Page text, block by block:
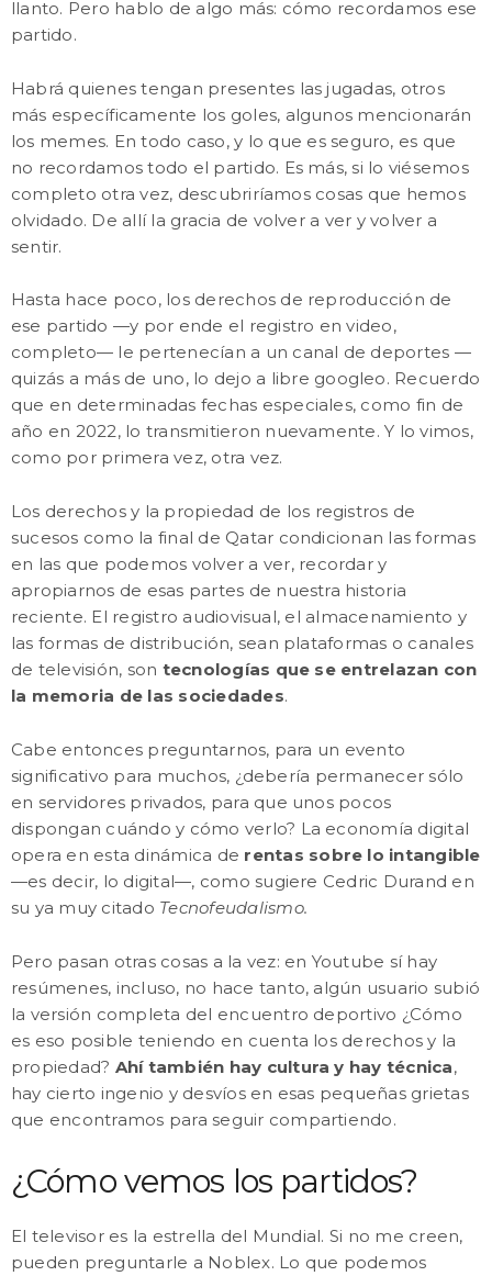
llanto. Pero hablo de algo más: cómo recordamos ese
partido.
Habrá quienes tengan presentes las jugadas, otros
más específicamente los goles, algunos mencionarán
los memes. En todo caso, y lo que es seguro, es que
no recordamos todo el partido. Es más, si lo viésemos
completo otra vez, descubriríamos cosas que hemos
olvidado. De allí la gracia de volver a ver y volver a
sentir.
Hasta hace poco, los derechos de reproducción de
ese partido —y por ende el registro en video,
completo— le pertenecían a un canal de deportes —
quizás a más de uno, lo dejo a libre googleo. Recuerdo
que en determinadas fechas especiales, como fin de
año en 2022, lo transmitieron nuevamente. Y lo vimos,
como por primera vez, otra vez.
Los derechos y la propiedad de los registros de
sucesos como la final de Qatar condicionan las formas
en las que podemos volver a ver, recordar y
apropiarnos de esas partes de nuestra historia
reciente. El registro audiovisual, el almacenamiento y
las formas de distribución, sean plataformas o canales
de televisión, son tecnologías que se entrelazan con
la memoria de las sociedades.
Cabe entonces preguntarnos, para un evento
significativo para muchos, ¿debería permanecer sólo
en servidores privados, para que unos pocos
dispongan cuándo y cómo verlo? La economía digital
opera en esta dinámica de rentas sobre lo intangible
—es decir, lo digital—, como sugiere Cedric Durand en
su ya muy citado Tecnofeudalismo.
Pero pasan otras cosas a la vez: en Youtube sí hay
resúmenes, incluso, no hace tanto, algún usuario subió
la versión completa del encuentro deportivo ¿Cómo
es eso posible teniendo en cuenta los derechos y la
propiedad? Ahí también hay cultura y hay técnica,
hay cierto ingenio y desvíos en esas pequeñas grietas
que encontramos para seguir compartiendo.
¿Cómo vemos los partidos?
El televisor es la estrella del Mundial. Si no me creen,
pueden preguntarle a Noblex. Lo que podemos